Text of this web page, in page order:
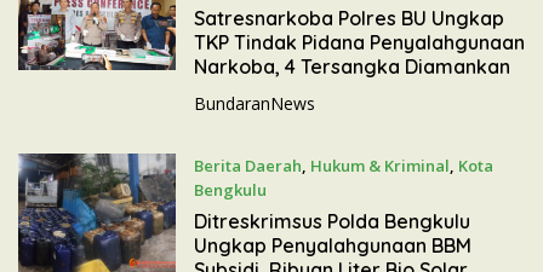
12 Mei 2026
Satresnarkoba Polres BU Ungkap
TKP Tindak Pidana Penyalahgunaan
Narkoba, 4 Tersangka Diamankan
BundaranNews
Berita Daerah, Hukum & Kriminal, Kota
Bengkulu
11 Mei 2026
Ditreskrimsus Polda Bengkulu
Ungkap Penyalahgunaan BBM